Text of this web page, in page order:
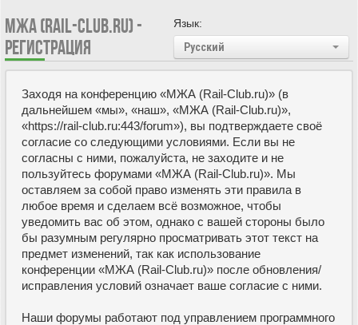
Язык:
Русский
МЖА (RAIL-CLUB.RU) -
РЕГИСТРАЦИЯ
Заходя на конференцию «МЖА (Rail-Club.ru)» (в
дальнейшем «мы», «наш», «МЖА (Rail-Club.ru)»,
«https://rail-club.ru:443/forum»), вы подтверждаете своё
согласие со следующими условиями. Если вы не
согласны с ними, пожалуйста, не заходите и не
пользуйтесь форумами «МЖА (Rail-Club.ru)». Мы
оставляем за собой право изменять эти правила в
любое время и сделаем всё возможное, чтобы
уведомить вас об этом, однако с вашей стороны было
бы разумным регулярно просматривать этот текст на
предмет изменений, так как использование
конференции «МЖА (Rail-Club.ru)» после обновления/
исправления условий означает ваше согласие с ними.
Наши форумы работают под управлением программного